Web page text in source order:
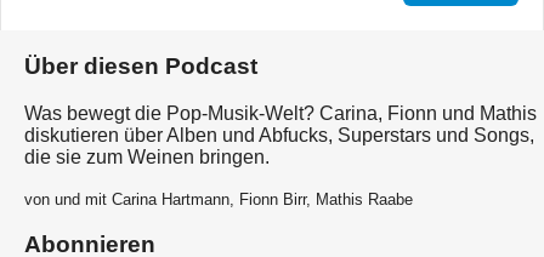
Über diesen Podcast
Was bewegt die Pop-Musik-Welt? Carina, Fionn und Mathis
diskutieren über Alben und Abfucks, Superstars und Songs,
die sie zum Weinen bringen.
von und mit Carina Hartmann, Fionn Birr, Mathis Raabe
Abonnieren